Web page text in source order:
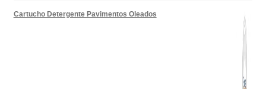
Cartucho Detergente Pavimentos Oleados